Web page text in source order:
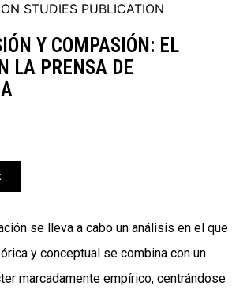
STUDIES PUBLICATION
Y COMPASIÓN: EL
LA PRENSA DE
se lleva a cabo un análisis en el que
y conceptual se combina con un
marcadamente empírico, centrándose